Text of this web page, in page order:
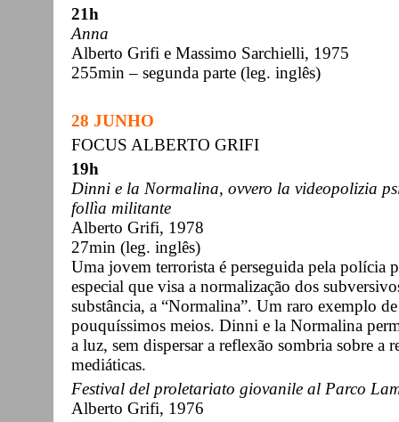
21h
Anna
Alberto Grifi e Massimo Sarchielli, 1975
255min – segunda parte (leg. inglês)
28 JUNHO
FOCUS ALBERTO GRIFI
19h
Dinni e la Normalina, ovvero la videopolizia
follìa militante
Alberto Grifi, 1978
27min (leg. inglês)
Uma jovem terrorista é perseguida pela polícia
especial que visa a normalização dos
substância, a “Normalina”. Um raro exemplo
pouquíssimos meios. Dinni e la Normalina
a luz, sem dispersar a reflexão sombria sobre a
mediáticas.
Festival del proletariato giovanile al Parco
Alberto Grifi, 1976